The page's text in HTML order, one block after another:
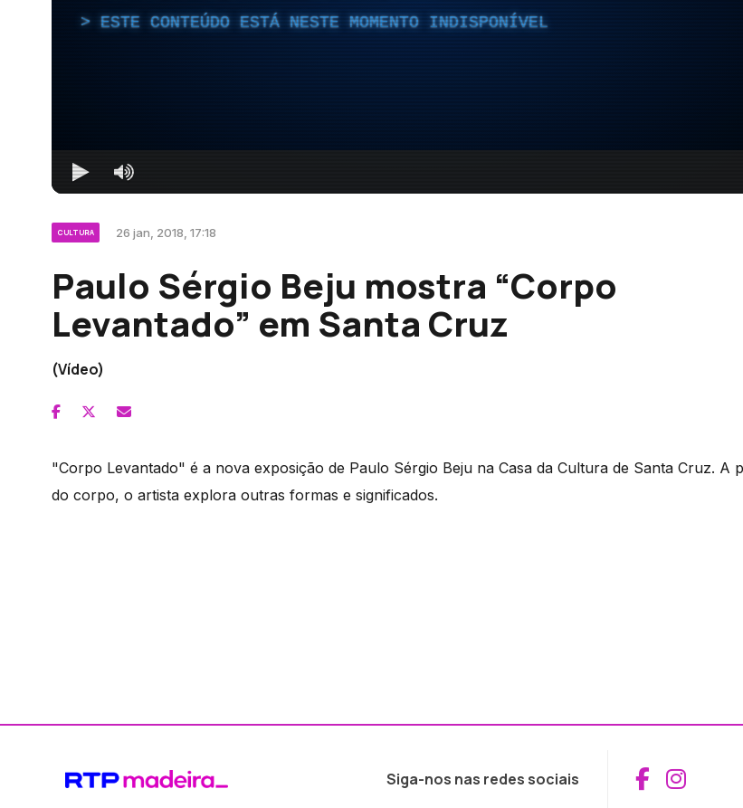
ESTE CONTEÚDO ESTÁ NESTE MOMENTO INDISPONÍVEL
CULTURA 26 jan, 2018, 17:18
Paulo Sérgio Beju mostra “Corpo
Levantado” em Santa Cruz
(Vídeo)
"Corpo Levantado" é a nova exposição de Paulo Sérgio Beju na Casa da Cultura de Santa Cruz. A
do corpo, o artista explora outras formas e significados.
Siga-nos nas redes sociais Aceder